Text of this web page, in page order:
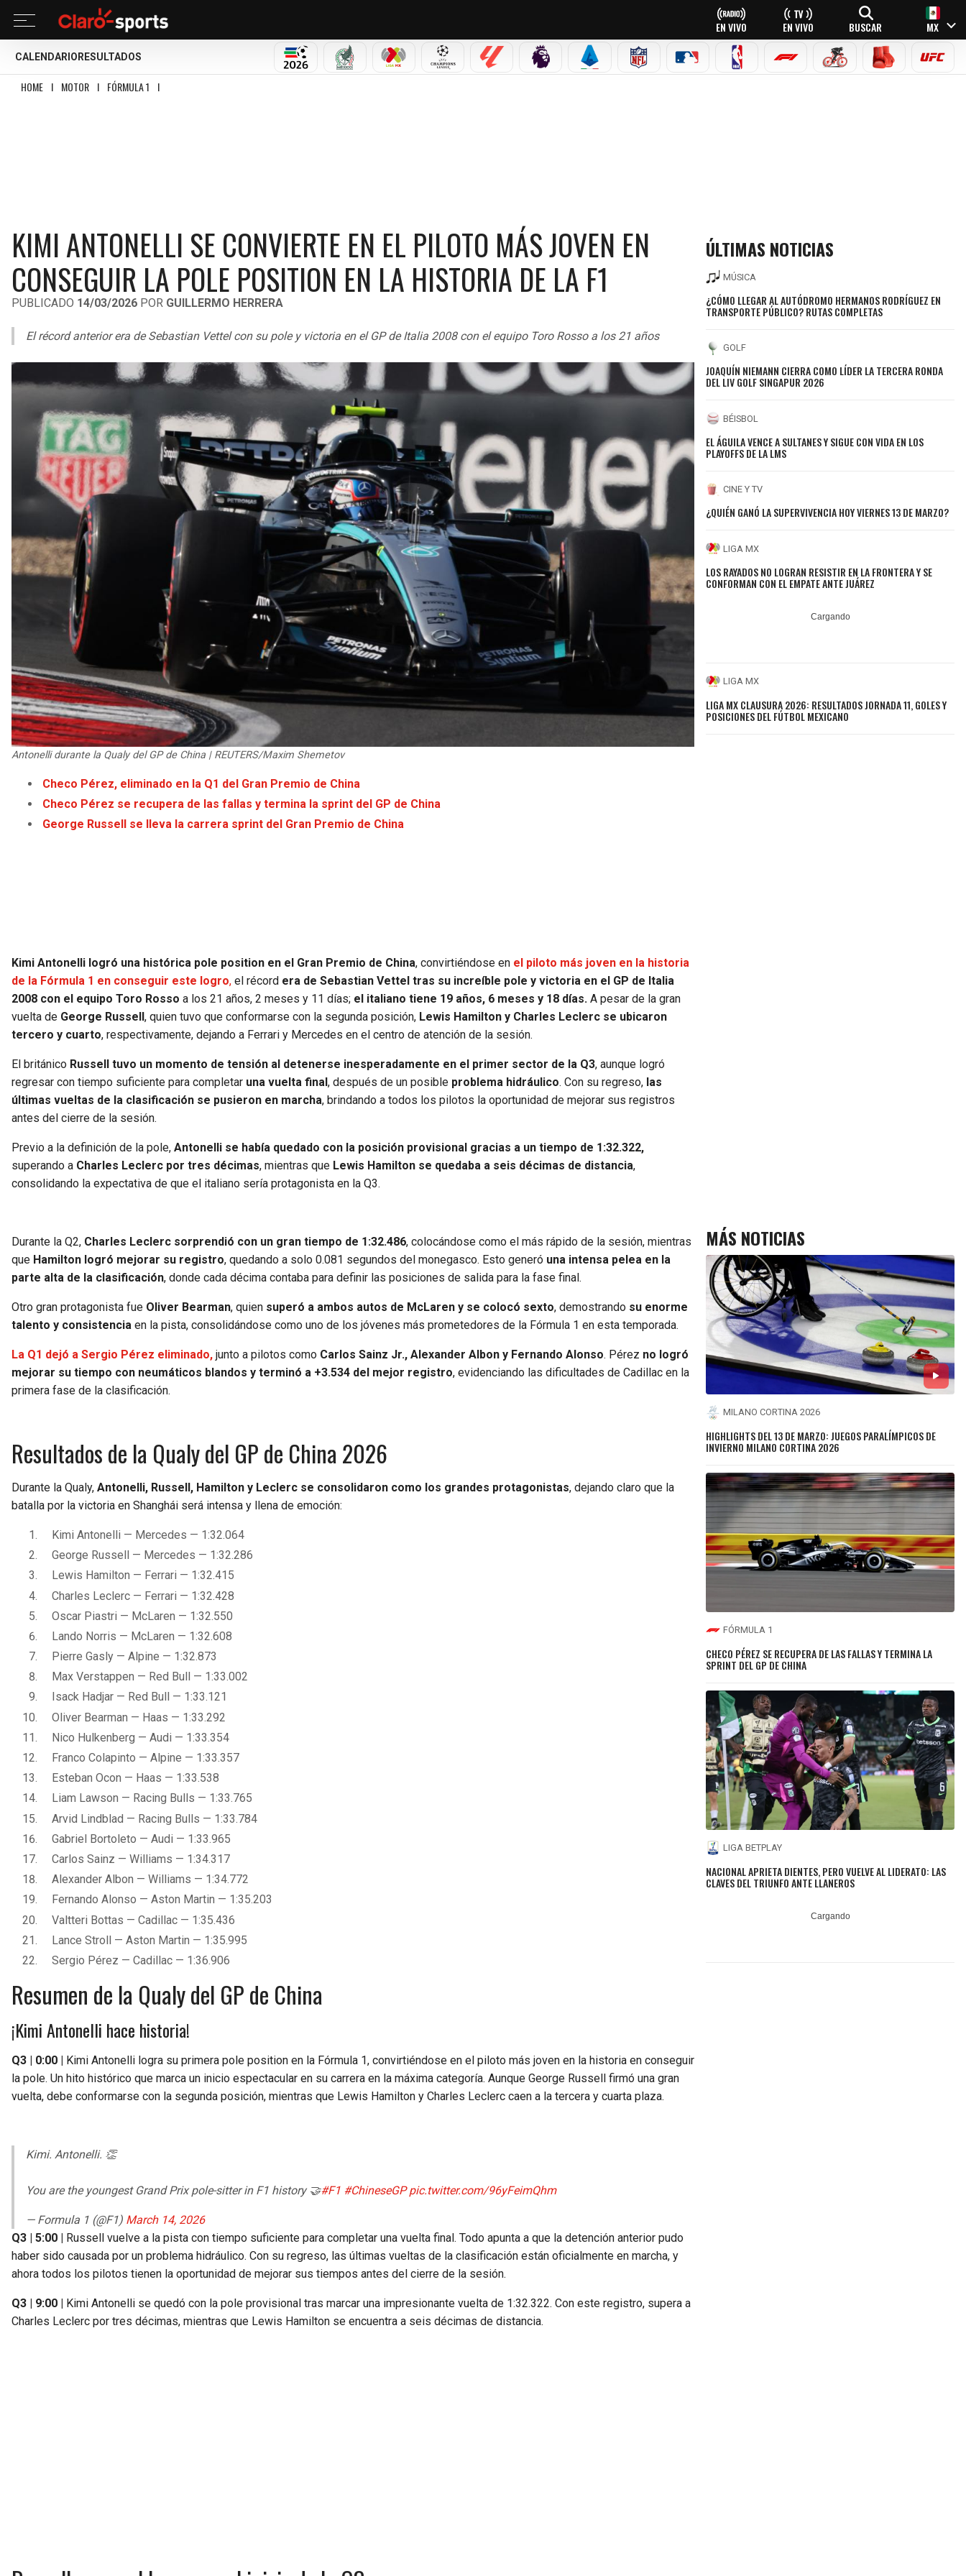
EN VIVO EN VIVO BUSCAR MX
CALENDARIO RESULTADOS
MUNDIAL 2026SELECCIÓN MEXICANA
LIGA MX CHAMPIONS LEAGUE
LALIGA PREMIER LEAGUE
SERIE A NFL MLB NBA FÓRMULA 1CICLISMOBOXEO UFC
HOME I MOTOR I FÓRMULA 1 I
KIMI ANTONELLI SE CONVIERTE EN EL PILOTO MÁS JOVEN EN
CONSEGUIR LA POLE POSITION EN LA HISTORIA DE LA F1
PUBLICADO 14/03/2026 POR GUILLERMO HERRERA
El récord anterior era de Sebastian Vettel con su pole y victoria en el GP de Italia 2008 con el equipo Toro Rosso a los 21 años
Antonelli durante la Qualy del GP de China | REUTERS/Maxim Shemetov
Checo Pérez, eliminado en la Q1 del Gran Premio de China
Checo Pérez se recupera de las fallas y termina la sprint del GP de China
George Russell se lleva la carrera sprint del Gran Premio de China
Kimi Antonelli logró una histórica pole position en el Gran Premio de China, convirtiéndose en el piloto más joven en la historia
de la Fórmula 1 en conseguir este logro, el récord era de Sebastian Vettel tras su increíble pole y victoria en el GP de Italia
2008 con el equipo Toro Rosso a los 21 años, 2 meses y 11 días; el italiano tiene 19 años, 6 meses y 18 días. A pesar de la gran
vuelta de George Russell, quien tuvo que conformarse con la segunda posición, Lewis Hamilton y Charles Leclerc se ubicaron
tercero y cuarto, respectivamente, dejando a Ferrari y Mercedes en el centro de atención de la sesión.
El británico Russell tuvo un momento de tensión al detenerse inesperadamente en el primer sector de la Q3, aunque logró
regresar con tiempo suficiente para completar una vuelta final, después de un posible problema hidráulico. Con su regreso, las
últimas vueltas de la clasificación se pusieron en marcha, brindando a todos los pilotos la oportunidad de mejorar sus registros
antes del cierre de la sesión.
Previo a la definición de la pole, Antonelli se había quedado con la posición provisional gracias a un tiempo de 1:32.322,
superando a Charles Leclerc por tres décimas, mientras que Lewis Hamilton se quedaba a seis décimas de distancia,
consolidando la expectativa de que el italiano sería protagonista en la Q3.
Durante la Q2, Charles Leclerc sorprendió con un gran tiempo de 1:32.486, colocándose como el más rápido de la sesión, mientras
que Hamilton logró mejorar su registro, quedando a solo 0.081 segundos del monegasco. Esto generó una intensa pelea en la
parte alta de la clasificación, donde cada décima contaba para definir las posiciones de salida para la fase final.
Otro gran protagonista fue Oliver Bearman, quien superó a ambos autos de McLaren y se colocó sexto, demostrando su enorme
talento y consistencia en la pista, consolidándose como uno de los jóvenes más prometedores de la Fórmula 1 en esta temporada.
La Q1 dejó a Sergio Pérez eliminado, junto a pilotos como Carlos Sainz Jr., Alexander Albon y Fernando Alonso. Pérez no logró
mejorar su tiempo con neumáticos blandos y terminó a +3.534 del mejor registro, evidenciando las dificultades de Cadillac en la
primera fase de la clasificación.
Resultados de la Qualy del GP de China 2026
Durante la Qualy, Antonelli, Russell, Hamilton y Leclerc se consolidaron como los grandes protagonistas, dejando claro que la
batalla por la victoria en Shanghái será intensa y llena de emoción:
Kimi Antonelli — Mercedes — 1:32.064
George Russell — Mercedes — 1:32.286
Lewis Hamilton — Ferrari — 1:32.415
Charles Leclerc — Ferrari — 1:32.428
Oscar Piastri — McLaren — 1:32.550
Lando Norris — McLaren — 1:32.608
Pierre Gasly — Alpine — 1:32.873
Max Verstappen — Red Bull — 1:33.002
Isack Hadjar — Red Bull — 1:33.121
Oliver Bearman — Haas — 1:33.292
Nico Hulkenberg — Audi — 1:33.354
Franco Colapinto — Alpine — 1:33.357
Esteban Ocon — Haas — 1:33.538
Liam Lawson — Racing Bulls — 1:33.765
Arvid Lindblad — Racing Bulls — 1:33.784
Gabriel Bortoleto — Audi — 1:33.965
Carlos Sainz — Williams — 1:34.317
Alexander Albon — Williams — 1:34.772
Fernando Alonso — Aston Martin — 1:35.203
Valtteri Bottas — Cadillac — 1:35.436
Lance Stroll — Aston Martin — 1:35.995
Sergio Pérez — Cadillac — 1:36.906
Resumen de la Qualy del GP de China
¡Kimi Antonelli hace historia!
Q3 | 0:00 | Kimi Antonelli logra su primera pole position en la Fórmula 1, convirtiéndose en el piloto más joven en la historia en conseguir
la pole. Un hito histórico que marca un inicio espectacular en su carrera en la máxima categoría. Aunque George Russell firmó una gran
vuelta, debe conformarse con la segunda posición, mientras que Lewis Hamilton y Charles Leclerc caen a la tercera y cuarta plaza.
Kimi. Antonelli. 👏
You are the youngest Grand Prix pole-sitter in F1 history 🤝#F1 #ChineseGP pic.twitter.com/96yFeimQhm
— Formula 1 (@F1) March 14, 2026
Q3 | 5:00 | Russell vuelve a la pista con tiempo suficiente para completar una vuelta final. Todo apunta a que la detención anterior pudo
haber sido causada por un problema hidráulico. Con su regreso, las últimas vueltas de la clasificación están oficialmente en marcha, y
ahora todos los pilotos tienen la oportunidad de mejorar sus tiempos antes del cierre de la sesión.
Q3 | 9:00 | Kimi Antonelli se quedó con la pole provisional tras marcar una impresionante vuelta de 1:32.322. Con este registro, supera a
Charles Leclerc por tres décimas, mientras que Lewis Hamilton se encuentra a seis décimas de distancia.
ÚLTIMAS NOTICIAS
MÚSICA
¿CÓMO LLEGAR AL AUTÓDROMO HERMANOS RODRÍGUEZ EN
TRANSPORTE PÚBLICO? RUTAS COMPLETAS
GOLF
JOAQUÍN NIEMANN CIERRA COMO LÍDER LA TERCERA RONDA
DEL LIV GOLF SINGAPUR 2026
BÉISBOL
EL ÁGUILA VENCE A SULTANES Y SIGUE CON VIDA EN LOS
PLAYOFFS DE LA LMS
CINE Y TV
¿QUIÉN GANÓ LA SUPERVIVENCIA HOY VIERNES 13 DE MARZO?
LIGA MX
LOS RAYADOS NO LOGRAN RESISTIR EN LA FRONTERA Y SE
CONFORMAN CON EL EMPATE ANTE JUÁREZ
LIGA MX
LIGA MX CLAUSURA 2026: RESULTADOS JORNADA 11, GOLES Y
POSICIONES DEL FÚTBOL MEXICANO
MÁS NOTICIAS
MILANO CORTINA 2026
HIGHLIGHTS DEL 13 DE MARZO: JUEGOS PARALÍMPICOS DE
INVIERNO MILANO CORTINA 2026
FÓRMULA 1
CHECO PÉREZ SE RECUPERA DE LAS FALLAS Y TERMINA LA
SPRINT DEL GP DE CHINA
LIGA BETPLAY
NACIONAL APRIETA DIENTES, PERO VUELVE AL LIDERATO: LAS
CLAVES DEL TRIUNFO ANTE LLANEROS